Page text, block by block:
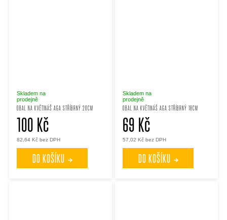
OBAL NA KVĚTINÁŠ AGA STŘÍBRNÝ 20CM
Skladem na
prodejně
82,64 Kč bez DPH
100 Kč
DO KOŠÍKU
OBAL NA KVĚTINÁŠ AGA STŘÍBRNÝ 18CM
Skladem na
prodejně
57,02 Kč bez DPH
69 Kč
DO KOŠÍKU